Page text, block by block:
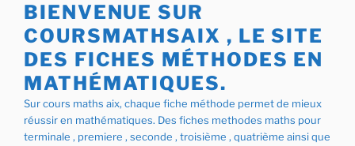
BIENVENUE SUR
COURSMATHSAIX , LE SITE
DES FICHES MÉTHODES EN
MATHÉMATIQUES.
Sur cours maths aix, chaque fiche méthode permet de mieux
réussir en mathématiques. Des fiches methodes maths pour
terminale , premiere , seconde , troisième , quatrième ainsi que